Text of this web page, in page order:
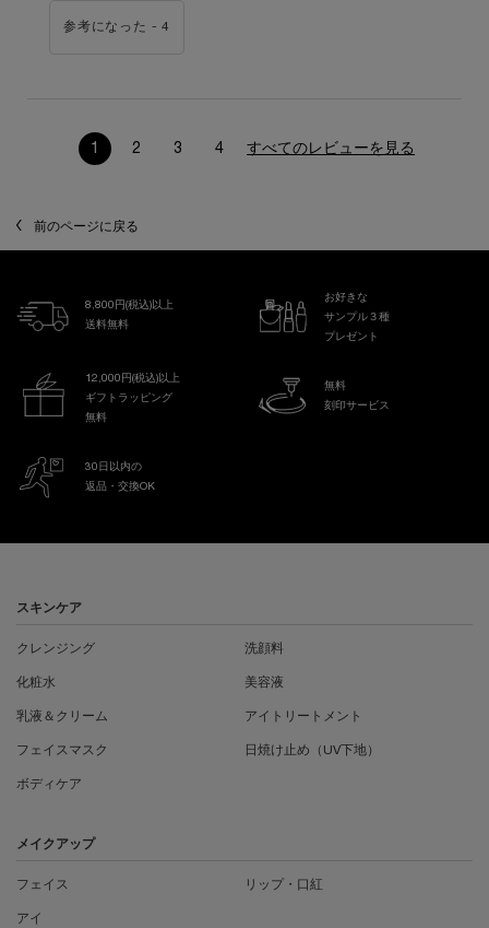
参考になった -4
ページ 1/4。 現在のページ
1 2 3 4 すべてのレビューを見る
前のページに戻る
8,800円(税込)以上
送料無料
お好きな
サンプル３種
プレゼント
12,000円(税込)以上
ギフトラッピング
無料
無料
刻印サービス
30日以内の
返品・交換OK
スキンケア
クレンジング 洗顔料
化粧水 美容液
乳液＆クリーム アイトリートメント
フェイスマスク 日焼け止め（UV下地）
ボディケア
メイクアップ
フェイス リップ・口紅
アイ